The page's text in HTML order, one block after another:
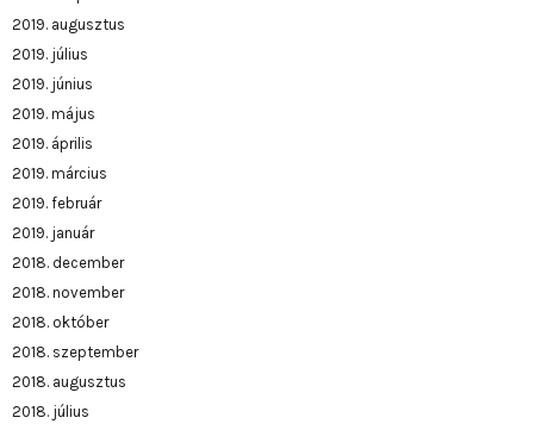
2019. augusztus
2019. július
2019. június
2019. május
2019. április
2019. március
2019. február
2019. január
2018. december
2018. november
2018. október
2018. szeptember
2018. augusztus
2018. július